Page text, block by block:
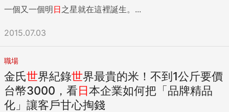
一個又一個明日之星就在這裡誕生。...
2015.07.03
職場
金氏世界紀錄世界最貴的米！不到1公斤要價
台幣3000，看日本企業如何把「品牌精品
化」讓客戶甘心掏錢